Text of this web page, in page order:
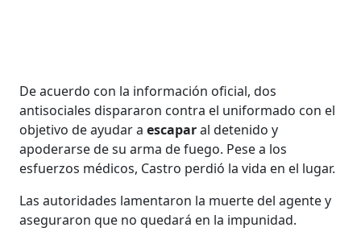
De acuerdo con la información oficial, dos
antisociales dispararon contra el uniformado con el
objetivo de ayudar aescaparal detenido y
apoderarse de su arma de fuego. Pese a los
esfuerzos médicos, Castro perdió la vida en el lugar.
Las autoridades lamentaron la muerte del agente y
aseguraron que no quedará en la impunidad.